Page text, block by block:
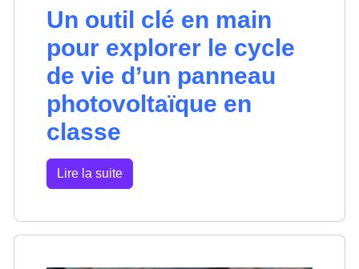
Un outil clé en main
pour explorer le cycle
de vie d’un panneau
photovoltaïque en
classe
Lire la suite